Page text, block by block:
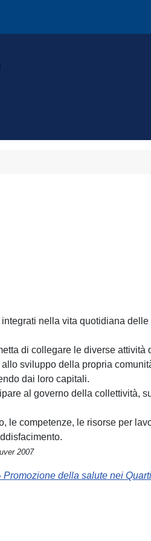
nella vita quotidiana
di collegare le diverse
sviluppo della propria
dai loro capitali.
al governo della collettività,
competenze, le risorse per
2007
della salute nei